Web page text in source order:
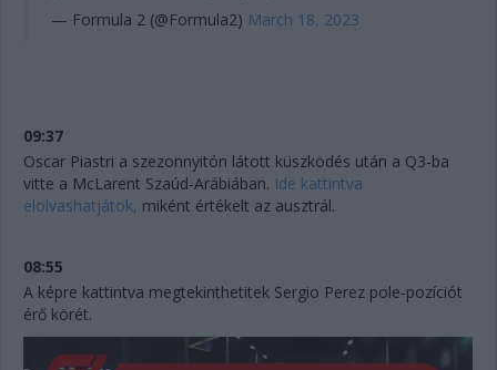
— Formula 2 (@Formula2) March 18, 2023
09:37
Oscar Piastri a szezonnyitón látott küszködés után a Q3-ba
vitte a McLarent Szaúd-Arábiában. Ide kattintva
elolvashatjátok, miként értékelt az ausztrál.
08:55
A képre kattintva megtekinthetitek Sergio Perez pole-pozíciót
érő körét.